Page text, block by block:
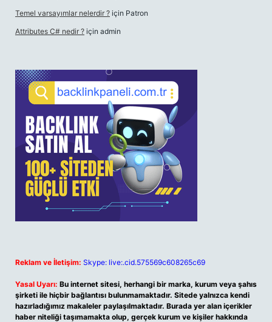
Temel varsayımlar nelerdir ? için Patron
Attributes C# nedir ? için admin
Reklam ve İletişim: Skype: live:.cid.575569c608265c69
Yasal Uyarı: Bu internet sitesi, herhangi bir marka, kurum veya şahıs
şirketi ile hiçbir bağlantısı bulunmamaktadır. Sitede yalnızca kendi
hazırladığımız makaleler paylaşılmaktadır. Burada yer alan içerikler
haber niteliği taşımamakta olup, gerçek kurum ve kişiler hakkında